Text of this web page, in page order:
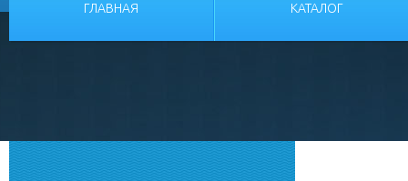
ГЛАВНАЯ КАТАЛОГ